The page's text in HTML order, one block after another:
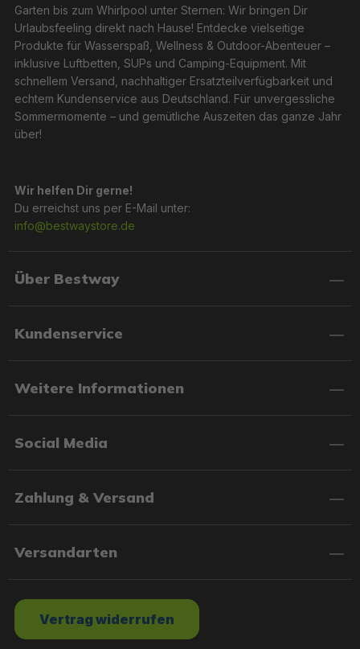
Garten bis zum Whirlpool unter Sternen: Wir bringen Dir
Urlaubsfeeling direkt nach Hause! Entdecke vielseitige
Produkte für Wasserspaß, Wellness & Outdoor-Abenteuer –
inklusive Luftbetten, SUPs und Camping-Equipment. Mit
schnellem Versand, nachhaltiger Ersatzteilverfügbarkeit und
echtem Kundenservice aus Deutschland. Für unvergessliche
Sommermomente – und gemütliche Auszeiten das ganze Jahr
über!
Wir helfen Dir gerne!
Du erreichst uns per E-Mail unter:
info@bestwaystore.de
Über Bestway
Kundenservice
Weitere Informationen
Social Media
Zahlung & Versand
Versandarten
Vertrag widerrufen